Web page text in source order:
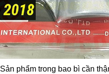
Sản phẩm trong bao bì cần